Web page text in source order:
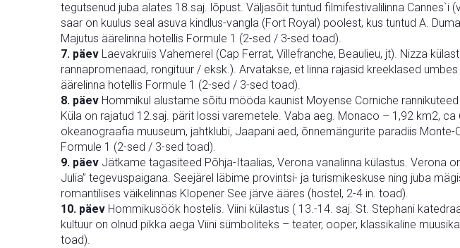
tegutsenud juba alates 18.saj. lõpust. Väljasõit tuntud filmifestivalilinna Cannes`i
saar on kuulus seal asuva kindlus-vangla (Fort Royal) poolest, kus tuntud A.
Majutus äärelinna hotellis Formule 1 (2-sed / 3-sed toad).
7. päev Laevakruiis Vahemerel (Cap Ferrat, Villefranche, Beaulieu, jt). Nizza
rannapromenaad, rongituur / eksk.). Arvatakse, et linna rajasid kreeklased
äärelinna hotellis Formule 1 (2-sed / 3-sed toad).
8. päev Hommikul alustame sõitu mööda kaunist Moyense Corniche
Küla on rajatud 12.saj. pärit lossi varemetele. Vaba aeg. Monaco – 1,92 km2,
okeanograafia muuseum, jahtklubi, Jaapani aed, õnnemängurite paradiis
Formule 1 (2-sed / 3-sed toad).
9. päev Jätkame tagasiteed Põhja-Itaalias, Verona vanalinna külastus. Verona
Julia” tegevuspaigana. Seejärel läbime provintsi- ja turismikeskuse ning juba
romantilises väikelinnas Klopener See järve ääres (hostel, 2-4 in. toad).
10. päev Hommikusöök hostelis. Viini külastus ( 13.-14. saj. St. Stephani
kultuur on olnud pikka aega Viini sümboliteks – teater, ooper, klassikaline
toad).